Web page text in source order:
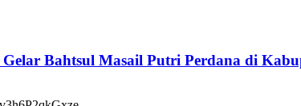
Bahtsul Masail Putri Perdana di